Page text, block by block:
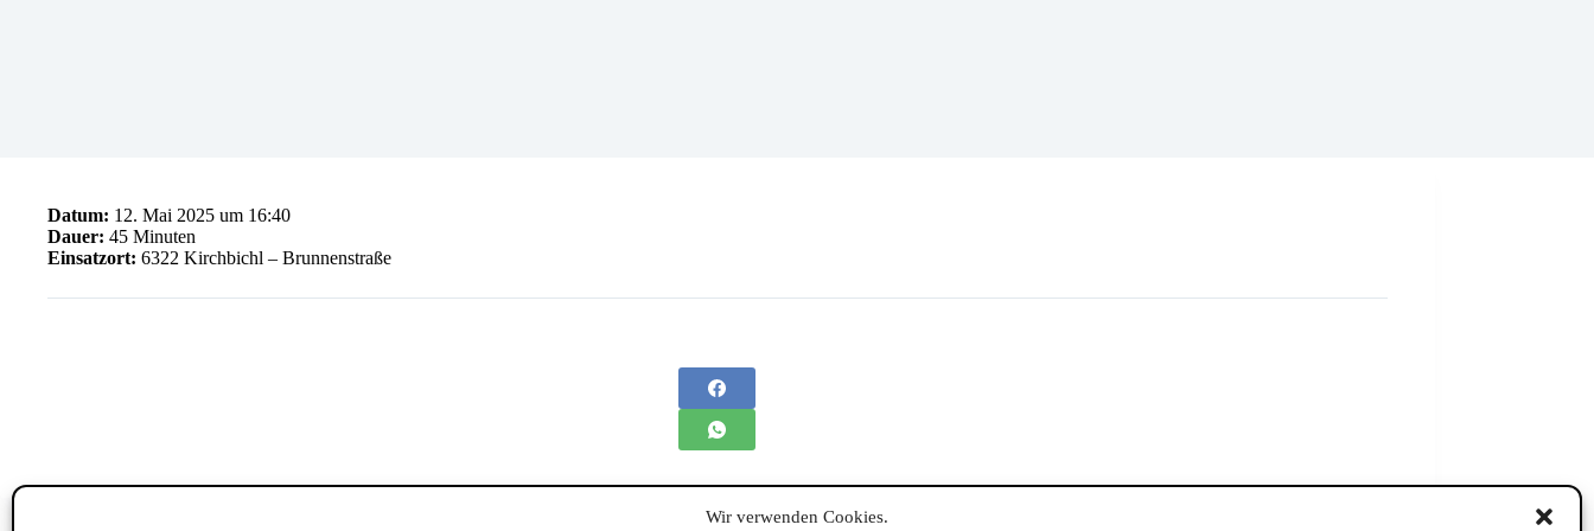
Wir verwenden Cookies.
Datum: 12. Mai 2025 um 16:40
Dauer: 45 Minuten
Einsatzort: 6322 Kirchbichl – Brunnenstraße